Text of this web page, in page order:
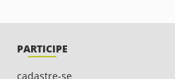
PARTICIPE
cadastre-se